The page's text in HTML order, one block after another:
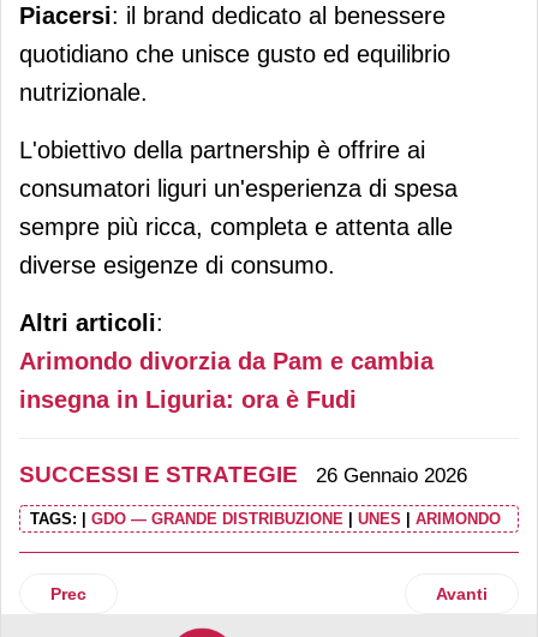
Piacersi: il brand dedicato al benessere
quotidiano che unisce gusto ed equilibrio
nutrizionale.
L'obiettivo della partnership è offrire ai
consumatori liguri un'esperienza di spesa
sempre più ricca, completa e attenta alle
diverse esigenze di consumo.
Altri articoli:
Arimondo divorzia da Pam e cambia
insegna in Liguria: ora è Fudi
SUCCESSI E STRATEGIE 26 Gennaio 2026
TAGS: GDO — GRANDE DISTRIBUZIONE UNES ARIMONDO
Articolo precedente: Action: nel 2025 le vendite nette
Prec Articolo
Avanti